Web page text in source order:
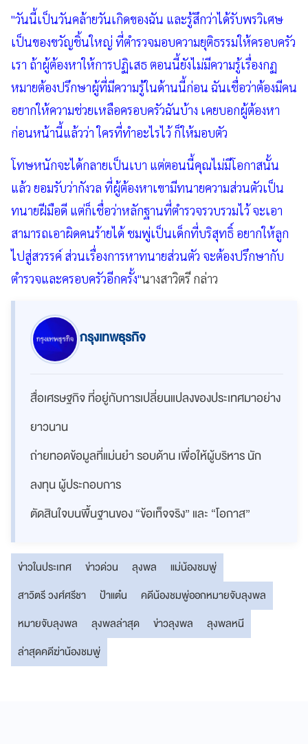
"วันนี้เป็นวันคล้ายวันเกิดของฉัน และรู้สึกว่าได้รับพรวิเศษ
เป็นของขวัญชิ้นใหญ่ ที่ตำรวจมอบความยุติธรรมให้ครอบครัว
เรา ถ้าผู้ต้องหาให้การปฏิเสธ ตอนนี้ยังไม่มีความรู้เรื่องกฏ
หมายต้องปรึกษาผู้ที่มีความรู้ในด้านนี้ก่อน ฉันเชื่อว่าต้องมีคน
อยากให้ความช่วยเหลือครอบครัวฉันบ้าง เคยบอกผู้ต้องหา
ก่อนหน้านี้แล้วว่า ใครที่ทำอะไรไว้ ก็ให้มอบตัว
โทษหนักจะได้กลายเป็นเบา แต่ตอนนี้คุณไม่มีโอกาสนั้น
แล้ว ยอมรับว่ากังวล ที่ผู้ต้องหาเขามีทนายความส่วนตัวเป็น
ทนายฝีมือดี แต่ก็เชื่อว่าหลักฐานที่ตำรวจรวบรวมไว้ จะเอา
สามารถเอาผิดคนร้ายได้ ชมพู่เป็นเด็กที่บริสุทธิ์ อยากให้ลูก
ไปสู่สวรรค์ ส่วนเรื่องการหาทนายส่วนตัว จะต้องปรึกษากับ
ตำรวจและครอบครัวอีกครั้ง"นางสาวิตรี กล่าว
กรุงเทพธุรกิจ
สื่อเศรษฐกิจ ที่อยู่กับการเปลี่ยนแปลงของประเทศมาอย่าง
ยาวนาน
ถ่ายทอดข้อมูลที่แม่นยำ รอบด้าน เพื่อให้ผู้บริหาร นัก
ลงทุน ผู้ประกอบการ
ตัดสินใจบนพื้นฐานของ “ข้อเท็จจริง” และ “โอกาส”
ข่าวในประเทศ ข่าวด่วน ลุงพล
แม่น้องชมพู่
สาวิตรี วงศ์ศรีชา
ป้าแต๋น
คดีน้องชมพู่ออกหมายจับลุงพล
หมายจับลุงพล
ลุงพลล่าสุด ข่าวลุงพล
ลุงพลหนี
ล่าสุดคดีฆ่าน้องชมพู่